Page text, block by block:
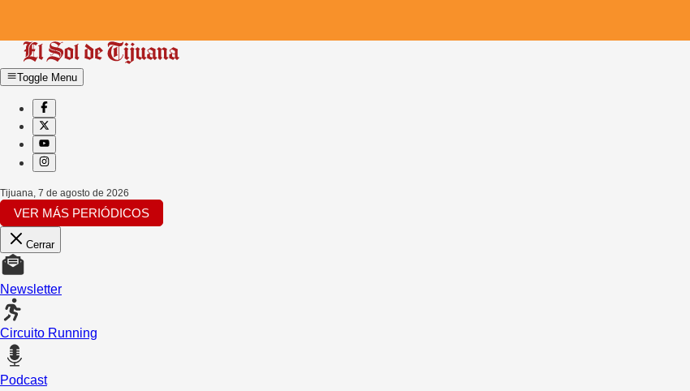
Toggle Menu
Tijuana 7 de agosto de 2026
VER MÁS PERIÓDICOS
Cerrar
Newsletter
Circuito Running
Podcast